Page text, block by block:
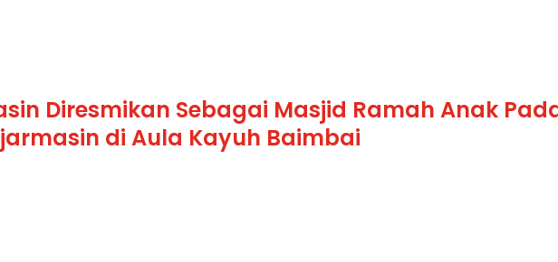
Diresmikan Sebagai Masjid Ramah Anak
di Aula Kayuh Baimbai